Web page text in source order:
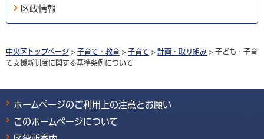
区政情報
中央区トップページ > 子育て・教育 > 子育て > 計画・取り組み > 子ども・子育
て支援新制度に関する基準条例について
ホームページのご利用上の注意とお願い
このホームページについて